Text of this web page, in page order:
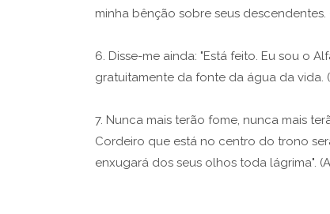
minha bênção sobre seus descendentes.
6. Disse-me ainda: "Está feito. Eu sou o
gratuitamente da fonte da água da vida.
7. Nunca mais terão fome, nunca mais
Cordeiro que está no centro do trono
enxugará dos seus olhos toda lágrima".